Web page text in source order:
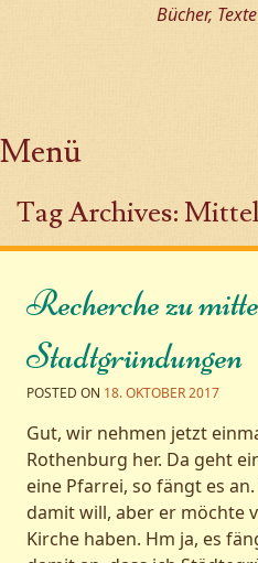
Bücher,
Menü
Zum Inhalt springen
Tag Archives:
Recherche zu
Stadtgründungen
POSTED ON 18. OKTOBER 2017
Gut, wir nehmen jetzt
Rothenburg her. Da geht
eine Pfarrei, so fängt es
damit will, aber er möchte
Kirche haben. Hm ja, es